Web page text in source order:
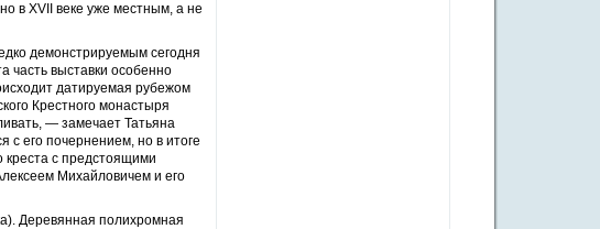
в XVII веке уже местным, а не
демонстрируемым сегодня
часть выставки особенно
датируемая рубежом
Крестного монастыря
— замечает Татьяна
с его почернением, но в итоге
креста с предстоящими
Михайловичем и его
Деревянная полихромная